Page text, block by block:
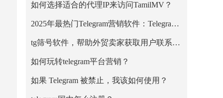
如何选择适合的代理IP来访问TamilMV？
2025年最热门Telegram营销软件：Telegram筛号
tg筛号软件，帮助外贸卖家获取用户联系方式
如何玩转telegram平台营销？
如果 Telegram 被禁止，我该如何使用？